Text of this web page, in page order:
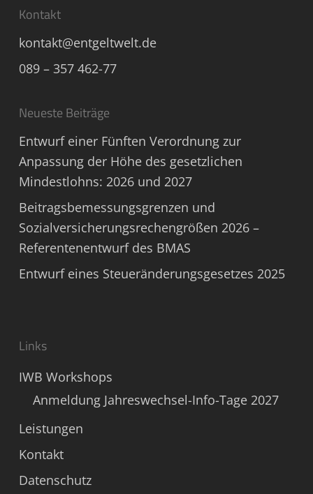
Kontakt
kontakt@entgeltwelt.de
089 – 357 462-77
Neueste Beiträge
Entwurf einer Fünften Verordnung zur
Anpassung der Höhe des gesetzlichen
Mindestlohns: 2026 und 2027
Beitragsbemessungsgrenzen und
Sozialversicherungsrechengrößen 2026 –
Referentenentwurf des BMAS
Entwurf eines Steueränderungsgesetzes 2025
Links
IWB Workshops
Anmeldung Jahreswechsel-Info-Tage 2027
Leistungen
Kontakt
Datenschutz